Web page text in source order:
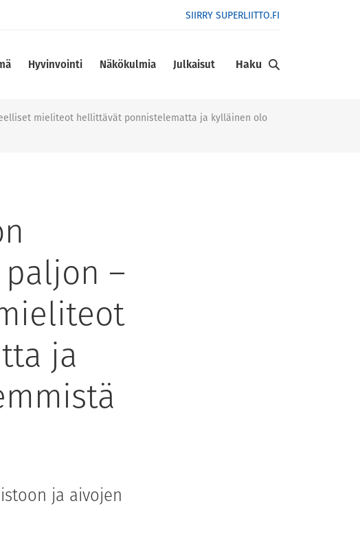
SIIRRY SUPERLIITTO.FI
Hyvinvointi Näkökulmia Julkaisut Haku
mieliteot hellittävät ponnistelematta ja kylläinen olo
–
ja
ja aivojen